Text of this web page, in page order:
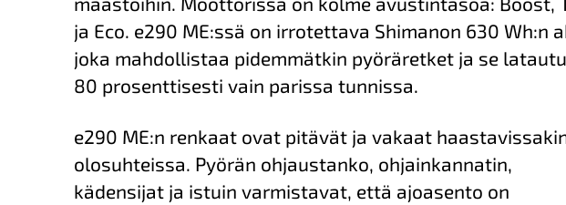
ja Eco. e290 ME:ssä on irrotettava Shimanon 630 Wh:n
joka mahdollistaa pidemmätkin pyöräretket ja se
80 prosenttisesti vain parissa tunnissa.
e290 ME:n renkaat ovat pitävät ja vakaat
olosuhteissa. Pyörän ohjaustanko, ohjainkannatin,
kädensijat ja istuin varmistavat, että ajoasento on